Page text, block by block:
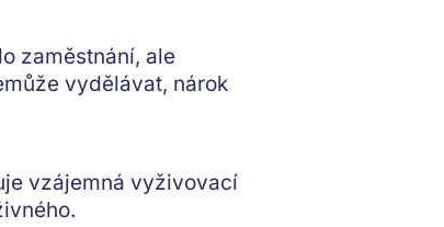
zaměstnání, ale
vydělávat, nárok
vzájemná vyživovací